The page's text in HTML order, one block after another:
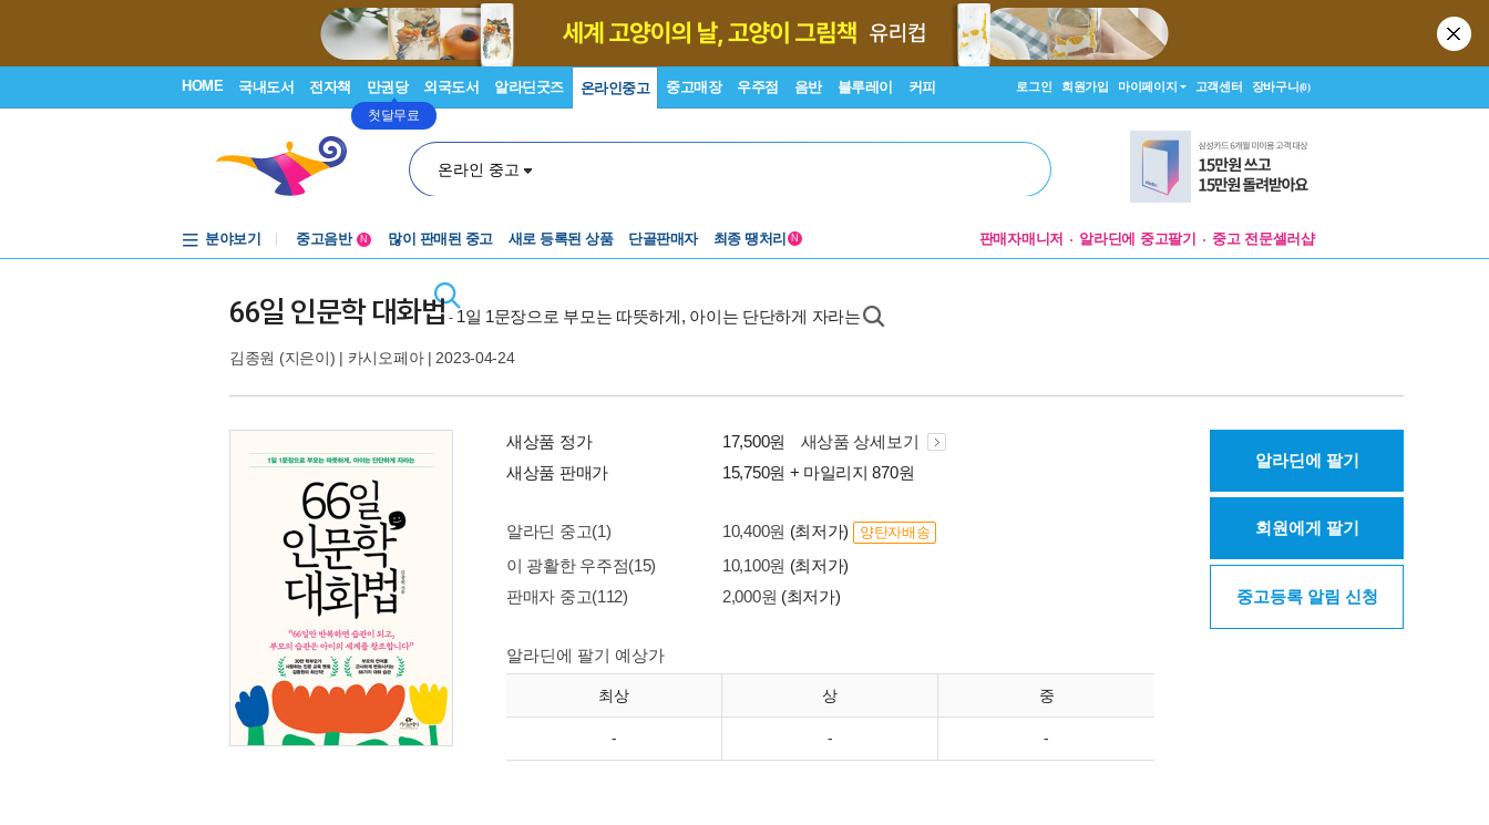
HOME 국내도서 전자책 만권당
첫달무료
외국도서 알라딘굿즈 온라인중고 중고매장 우주점 음반 블루레이 커피 로그인 회원가입 마이페이지 고객센터 장바구니(0)
온라인 중고
분야보기
중고음반
중고음반
N 많이 판매된 중고 새로 등록된 상품 단골판매자 최종 땡처리 N 판매자매니저 알라딘에 중고팔기 중고 전문셀러샵
66일 인문학 대화법- 1일 1문장으로 부모는 따뜻하게, 아이는 단단하게 자라는
김종원 (지은이) | 카시오페아| 2023-04-24
새상품 정가 17,500원
새상품 상세보기
새상품 판매가
15,750원 + 마일리지 870원
알라딘 중고(1) 10,400원 (최저가) 양탄자배송
이 광활한 우주점(15) 10,100원 (최저가)
판매자 중고(112)
2,000원 (최저가)
알라딘에 팔기 예상가
최상 상 중
- - -
알라딘에 팔기
회원에게 팔기
중고등록 알림 신청